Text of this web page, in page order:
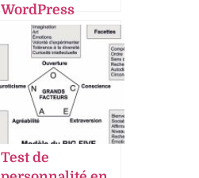
WordPress
Opusdomus
expertise en
développement
site web e-
commerce et
optimisation
digitale
Test de